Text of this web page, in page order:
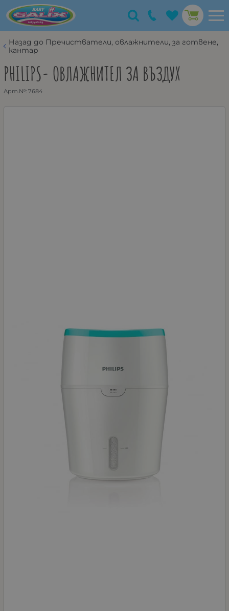
Назад до Пречистватели, овлажнители, за готвене,
кантар
PHILIPS- ОВЛАЖНИТЕЛ ЗА ВЪЗДУХ
Арт.№: 7684